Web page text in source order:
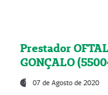
Prestador
GONÇALO
07 de Agosto de 2020